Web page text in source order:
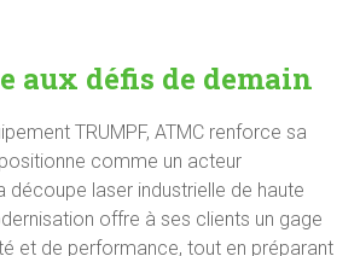
aux défis de demain
TRUMPF, ATMC renforce sa
comme un acteur
découpe laser industrielle de haute
offre à ses clients un gage
et de performance, tout en préparant